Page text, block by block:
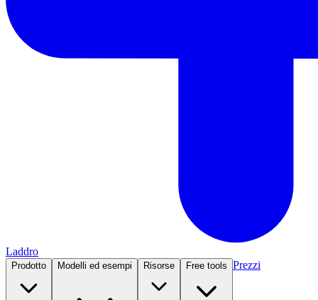
Laddro
Prodotto Modelli ed esempi Risorse Free tools Prezzi